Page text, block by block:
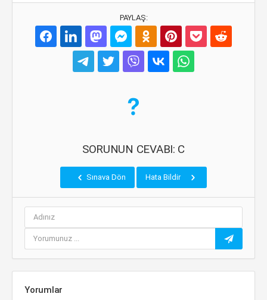
PAYLAŞ:
SORUNUN CEVABI: C
Sınava Dön Hata Bildir
Yorumlar